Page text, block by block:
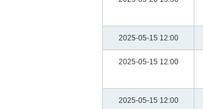
2025-05-15 12:00
2025-05-15 12:00
2025-05-15 12:00